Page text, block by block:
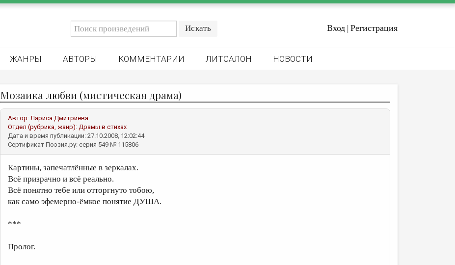
Вход | Регистрация
ЖАНРЫ АВТОРЫ КОММЕНТАРИИ ЛИТСАЛОН НОВОСТИ
Mозаика любви (мистическая драма)
Автор:Лариса Дмитриева
Отдел (рубрика, жанр): Драмы в стихах
Дата и время публикации: 27.10.2008, 12:02:44
Сертификат Поэзия.ру: серия 549 № 115806
Картины, запечатлённые в зеркалах.
Всё призрачно и всё реально.
Всё понятно тебе или отторгнуто тобою,
как само эфемерно-ёмкое понятие ДУША.
***
Пролог.